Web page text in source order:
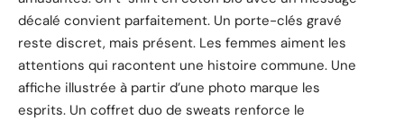
décalé convient parfaitement. Un porte-clés gravé
reste discret, mais présent. Les femmes aiment les
attentions qui racontent une histoire commune. Une
affiche illustrée à partir d’une photo marque les
esprits. Un coffret duo de sweats renforce le